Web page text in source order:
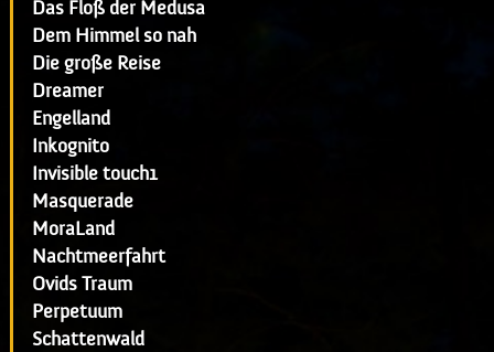
Das Floß der Medusa
Dem Himmel so nah
Die große Reise
Dreamer
Engelland
Inkognito
Invisible touch1
Masquerade
MoraLand
Nachtmeerfahrt
Ovids Traum
Perpetuum
Schattenwald